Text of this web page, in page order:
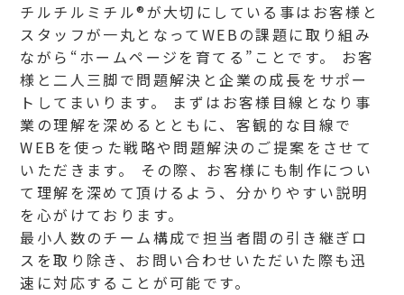
チルチルミチル®が大切にしている事はお客様と
スタッフが一丸となってWEBの課題に取り組み
ながら“ホームページを育てる”ことです。 お客
様と二人三脚で問題解決と企業の成長をサポー
トしてまいります。 まずはお客様目線となり事
業の理解を深めるとともに、客観的な目線で
WEBを使った戦略や問題解決のご提案をさせて
いただきます。 その際、お客様にも制作につい
て理解を深めて頂けるよう、分かりやすい説明
を心がけております。
最小人数のチーム構成で担当者間の引き継ぎロ
スを取り除き、お問い合わせいただいた際も迅
速に対応することが可能です。